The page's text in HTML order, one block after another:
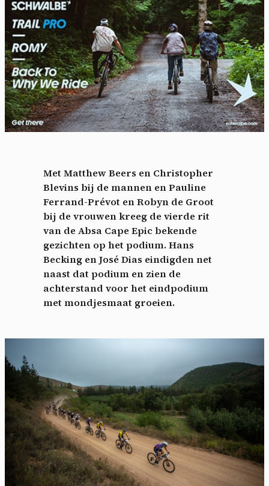
Met Matthew Beers en Christopher
Blevins bij de mannen en Pauline
Ferrand-Prévot en Robyn de Groot
bij de vrouwen kreeg de vierde rit
van de Absa Cape Epic bekende
gezichten op het podium. Hans
Becking en José Dias eindigden net
naast dat podium en zien de
achterstand voor het eindpodium
met mondjesmaat groeien.